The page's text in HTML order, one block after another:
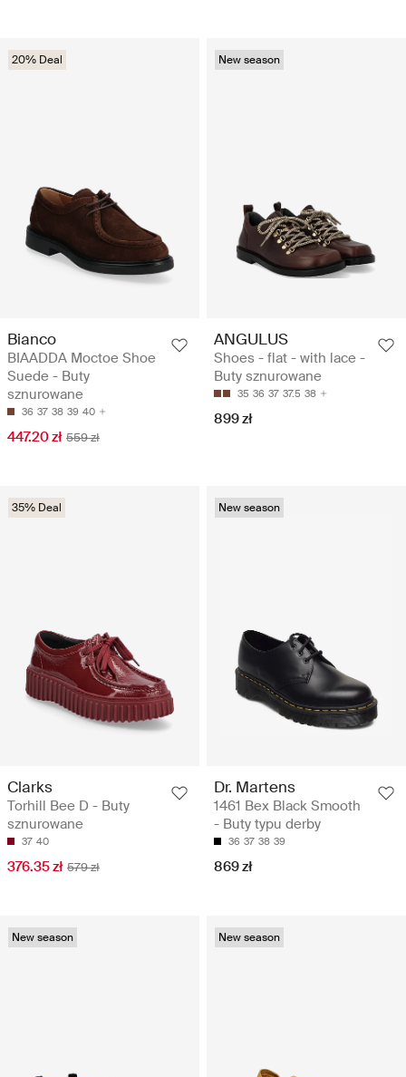
20% Deal
Bianco
BIAADDA Moctoe Shoe
Suede - Buty
sznurowane
36 37 38 39 40
447.20 zł 559 zł
New season
ANGULUS
Shoes - flat - with lace -
Buty sznurowane
35 36 37 37.5 38
899 zł
35% Deal
Clarks
Torhill Bee D - Buty
sznurowane
37 40
376.35 zł 579 zł
New season
Dr. Martens
1461 Bex Black Smooth
- Buty typu derby
36 37 38 39
869 zł
New season New season